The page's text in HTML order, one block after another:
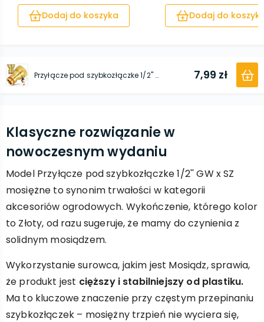
Dodaj do koszyka
SZ...
Dodaj do
Przyłącze pod szybkozłączke 1/2'' GW x SZ mosiężne 7,99 zł
Klasyczne rozwiązanie w
nowoczesnym wydaniu
Model Przyłącze pod szybkozłączke 1/2'' GW x SZ
mosiężne to synonim trwałości w kategorii
akcesoriów ogrodowych. Wykończenie, którego kolor
to Złoty, od razu sugeruje, że mamy do czynienia z
solidnym mosiądzem.
Wykorzystanie surowca, jakim jest Mosiądz, sprawia,
że produkt jest cięższy i stabilniejszy od plastiku.
Ma to kluczowe znaczenie przy częstym przepinaniu
szybkozłączek – mosiężny trzpień nie wyciera się,